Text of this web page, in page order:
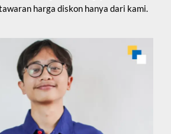
harga diskon hanya dari kami.